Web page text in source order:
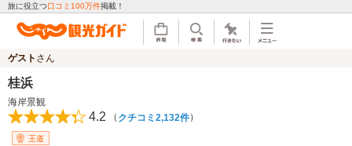
旅に役立つ口コミ100万件掲載！
ゲスト さん
桂浜
海岸景観
4.2 （ クチコミ2,132件）
王道